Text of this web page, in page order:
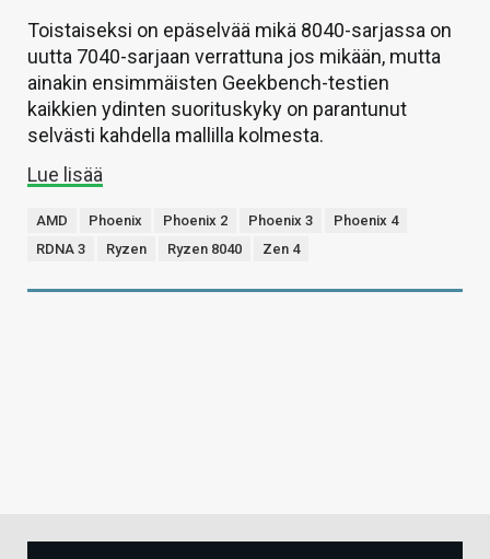
Toistaiseksi on epäselvää mikä 8040-sarjassa on
uutta 7040-sarjaan verrattuna jos mikään, mutta
ainakin ensimmäisten Geekbench-testien
kaikkien ydinten suorituskyky on parantunut
selvästi kahdella mallilla kolmesta.
Lue lisää
AMD Phoenix Phoenix 2 Phoenix 3
Phoenix 4
RDNA 3
Ryzen Ryzen 8040 Zen 4